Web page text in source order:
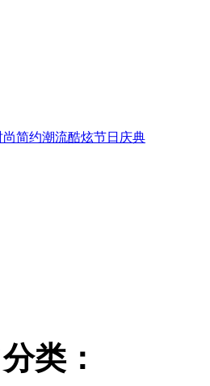
尚简约潮流酷炫节日庆典
分类：